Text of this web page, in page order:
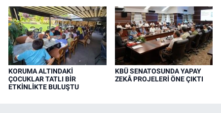
KORUMA ALTINDAKİ
ÇOCUKLAR TATLI BİR
ETKİNLİKTE BULUŞTU
KBÜ SENATOSUNDA YAPAY
ZEKÂ PROJELERİ ÖNE ÇIKTI